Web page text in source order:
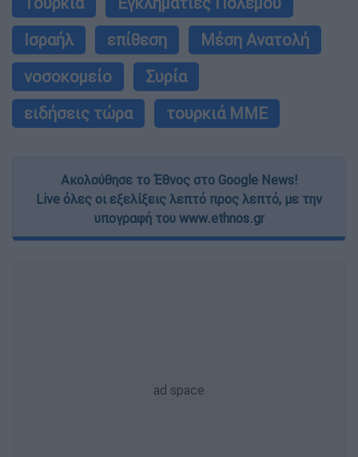
Ισραήλ
επίθεση
Μέση Ανατολή
νοσοκομείο
Συρία
ειδήσεις τώρα
τουρκιά ΜΜΕ
Ακολούθησε το Έθνος στο Google News!
Live όλες οι εξελίξεις λεπτό προς λεπτό, με την
υπογραφή του www.ethnos.gr